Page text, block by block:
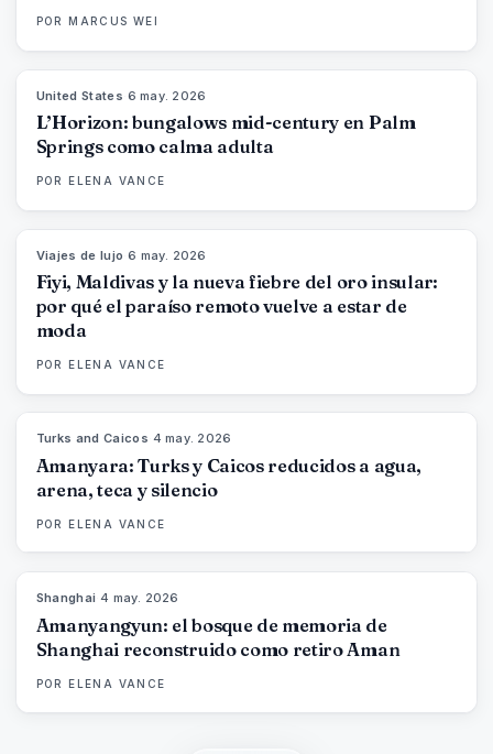
POR MARCUS WEI
United States 6 may. 2026
L’Horizon: bungalows mid-century en Palm
Springs como calma adulta
POR ELENA VANCE
Viajes de lujo ·6 may. 2026
Fiyi, Maldivas y la nueva fiebre del oro insular:
por qué el paraíso remoto vuelve a estar de
moda
POR ELENA VANCE
Turks and Caicos 4 may. 2026
Amanyara: Turks y Caicos reducidos a agua,
arena, teca y silencio
POR ELENA VANCE
Shanghai ·4 may. 2026
Amanyangyun: el bosque de memoria de
Shanghai reconstruido como retiro Aman
POR ELENA VANCE